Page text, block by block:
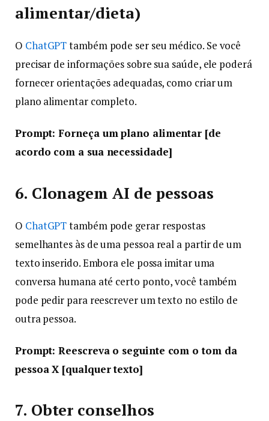
alimentar/dieta)
O ChatGPTtambém pode ser seu médico. Se você
precisar de informações sobre sua saúde, ele poderá
fornecer orientações adequadas, como criar um
plano alimentar completo.
Prompt: Forneça um plano alimentar [de
acordo com a sua necessidade]
6. Clonagem AI de pessoas
O ChatGPTtambém pode gerar respostas
semelhantes às de uma pessoa real a partir de um
texto inserido. Embora ele possa imitar uma
conversa humana até certo ponto, você também
pode pedir para reescrever um texto no estilo de
outra pessoa.
Prompt: Reescreva o seguinte com o tom da
pessoa X [qualquer texto]
7. Obter conselhos